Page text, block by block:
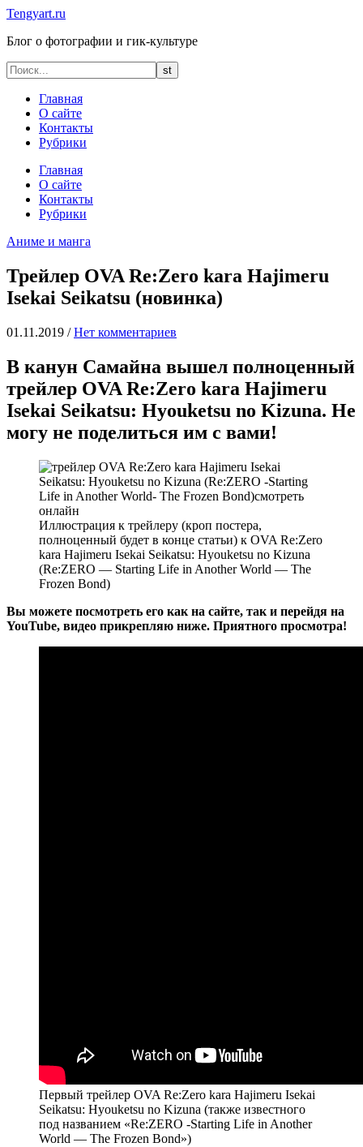
Tengyart.ru
Блог о фотографии и гик-культуре
Главная
О сайте
Контакты
Рубрики
Главная
О сайте
Контакты
Рубрики
Аниме и манга
Трейлер OVA Re:Zero kara Hajimeru
Isekai Seikatsu (новинка)
01.11.2019 / Нет комментариев
В канун Самайна вышел полноценный
трейлер OVA Re:Zero kara Hajimeru
Isekai Seikatsu: Hyouketsu no Kizuna. Не
могу не поделиться им с вами!
Иллюстрация к трейлеру (кроп постера,
полноценный будет в конце статьи) к OVA Re:Zero
kara Hajimeru Isekai Seikatsu: Hyouketsu no Kizuna
(Re:ZERO — Starting Life in Another World — The
Frozen Bond)
Вы можете посмотреть его как на сайте, так и перейдя на
YouTube, видео прикрепляю ниже. Приятного просмотра!
Первый трейлер OVA Re:Zero kara Hajimeru Isekai
Seikatsu: Hyouketsu no Kizuna (также известного
под названием «Re:ZERO -Starting Life in Another
World — The Frozen Bond»)